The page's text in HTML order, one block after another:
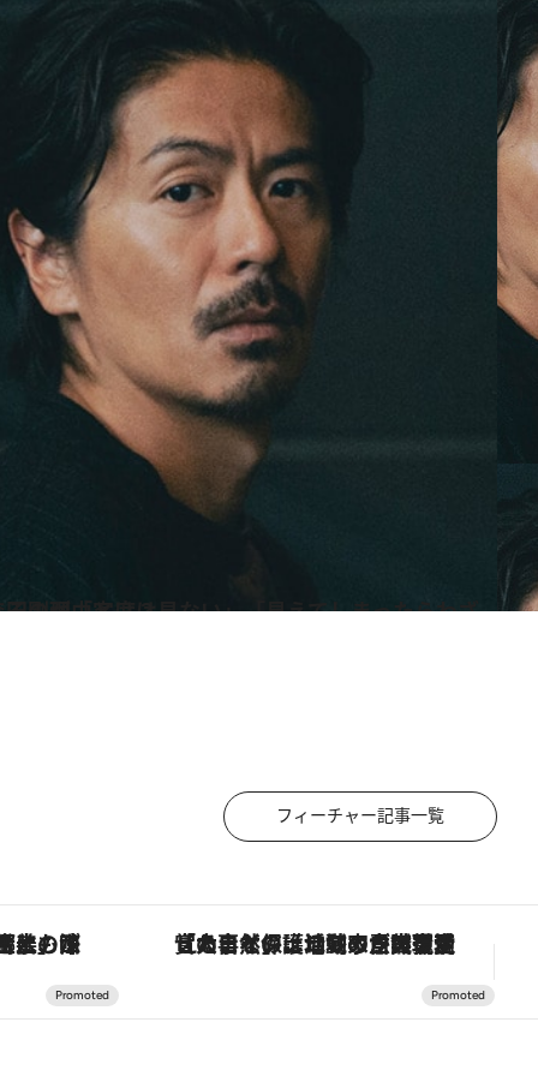
たらわざとピントをずらす」その理由とは？
フィーチャー記事一覧
山椒、大葉など目にも舌にも涼を呼ぶ郷土の味 「大事なのは地域の意識を変えること」。ロレックス賞受賞の自然保護活動家が実現させたナイジェリアの自然環境の復活